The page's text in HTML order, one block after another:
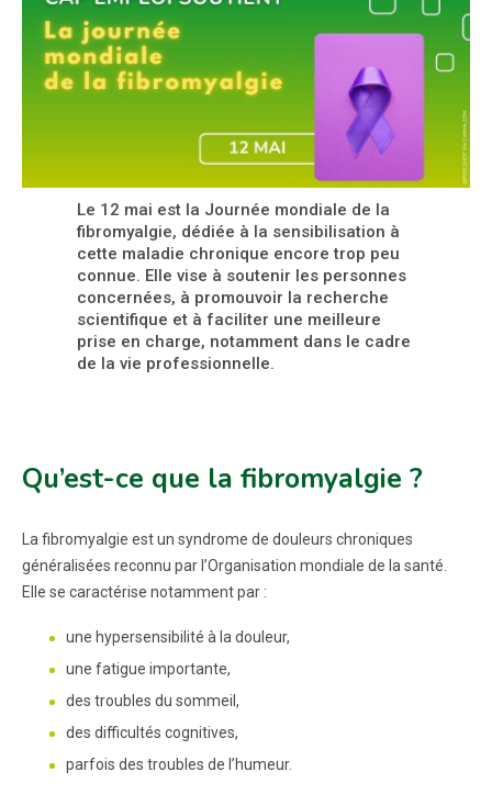
Le 12 mai est la Journée mondiale de la
fibromyalgie, dédiée à la sensibilisation à
cette maladie chronique encore trop peu
connue. Elle vise à soutenir les personnes
concernées, à promouvoir la recherche
scientifique et à faciliter une meilleure
prise en charge, notamment dans le cadre
de la vie professionnelle.
Qu’est-ce que la fibromyalgie ?
La fibromyalgie est un syndrome de douleurs chroniques
généralisées reconnu par l’Organisation mondiale de la santé.
Elle se caractérise notamment par :
une hypersensibilité à la douleur,
une fatigue importante,
des troubles du sommeil,
des difficultés cognitives,
parfois des troubles de l’humeur.